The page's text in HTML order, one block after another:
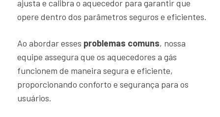
ajusta e calibra o aquecedor para garantir que
opere dentro dos parâmetros seguros e eficientes.
Ao abordar esses problemas comuns, nossa
equipe assegura que os aquecedores a gás
funcionem de maneira segura e eficiente,
proporcionando conforto e segurança para os
usuários.